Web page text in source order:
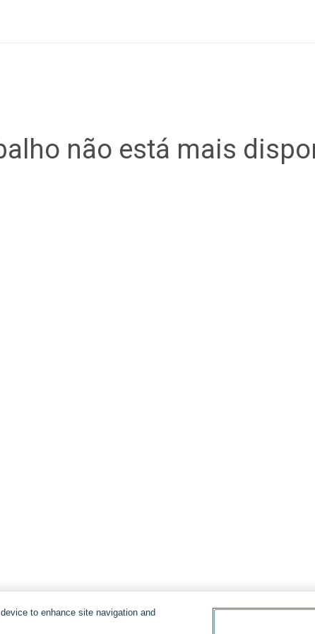
não está mais
to enhance site navigation and